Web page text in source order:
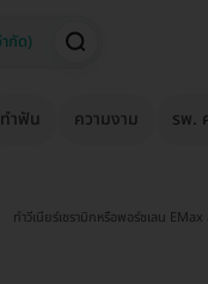
ทำฟัน ความงาม รพ.
ทำวีเนียร์เซรามิกหรือพอร์ซเลน